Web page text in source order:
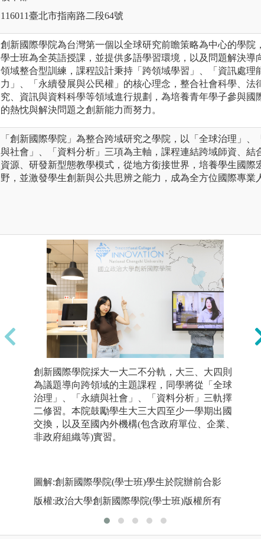
116011臺北市指南路二段64號
創新國際學院為台灣第一個以全球研究前瞻策略為中心的學院
學士班為全英語授課，並提供多語學習環境，以及問題解決導
領域整合型訓練，課程設計秉持「跨領域學習」、「資訊處理
力」、「永續發展與公民權」的核心理念，整合社會科學、法
究、資訊與資料科學等領域進行規劃，為培養青年學子參與國
的熱忱與解決問題之創新能力而努力。
「創新國際學院」為整合跨域研究之學院，以「全球治理」、
與社會」、「資料分析」三項為主軸，課程連結跨域師資、結
資源、研發新型態教學模式，從地方銜接世界，培養學生國際
野，並激發學生創新與公共思辨之能力，成為全方位國際專業
創新國際學院採大一大二不分軌，大三、大四則
為議題導向跨領域的主題課程，同學將從「全球
治理」、「永續與社會」、「資料分析」三軌擇
二修習。本院鼓勵學生大三大四至少一學期出國
交換，以及至國內外機構(包含政府單位、企業、
非政府組織等)實習。
圖解:創新國際學院(學士班)學生於院辦前合影
版權:政治大學創新國際學院(學士班)版權所有